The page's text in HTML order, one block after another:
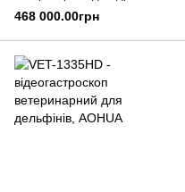
тварин, AOHUA
468 000.00грн